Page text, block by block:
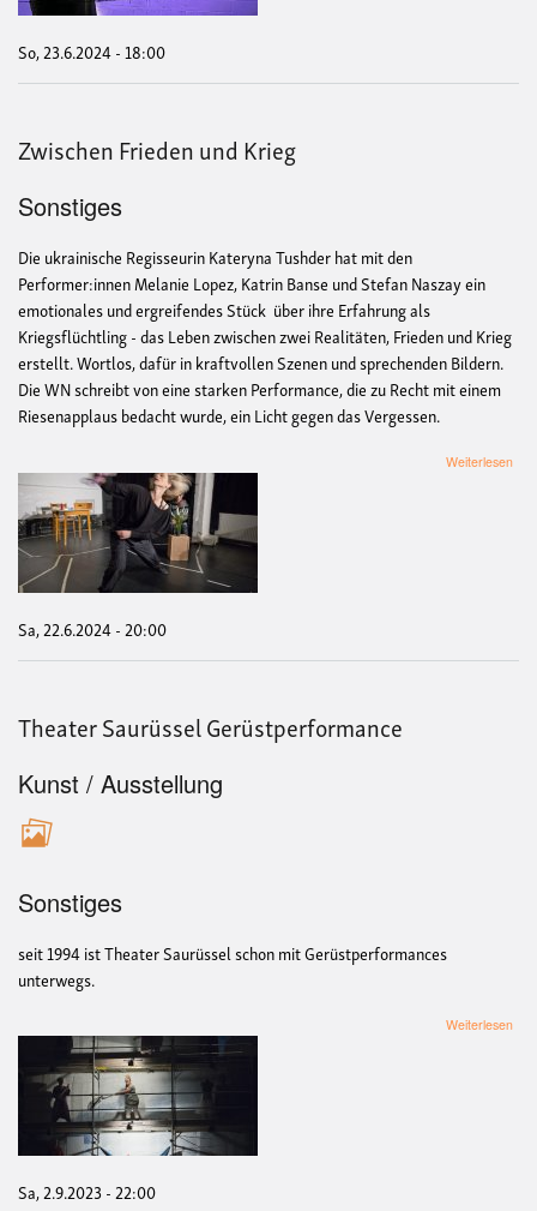
So, 23.6.2024 - 18:00
Zwischen Frieden und Krieg
Sonstiges
Die ukrainische Regisseurin Kateryna Tushderhat mit den
Performer:innen Melanie Lopez, Katrin Banse und Stefan Naszay ein
emotionales und ergreifendes Stück über ihre Erfahrung als
Kriegsflüchtling - das Leben zwischen zwei Realitäten, Frieden und Krieg
erstellt. Wortlos, dafür in kraftvollen Szenen und sprechenden Bildern.
Die WN schreibt von eine starken Performance, die zu Recht mit einem
Riesenapplaus bedacht wurde, ein Licht gegen das Vergessen.
Weiterlesen
Sa, 22.6.2024 - 20:00
Theater Saurüssel Gerüstperformance
Kunst / Ausstellung
Sonstiges
seit 1994 ist Theater Saurüssel schon mit Gerüstperformances
unterwegs.
Weiterlesen
Sa, 2.9.2023 - 22:00